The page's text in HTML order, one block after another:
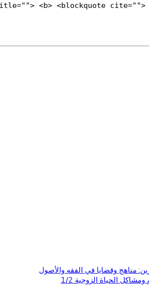
<b> <blockquote cite="">
مناهج وقضايا في الفقه والأصول
ومشاكل الحياة الزوجية 1/2